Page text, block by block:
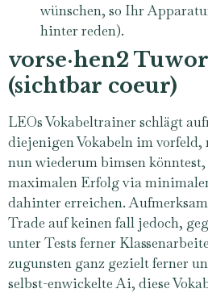
wünschen, so Ihr
hinter reden).
vorse·hen2
(sichtbar coeur)
LEOs Vokabeltrainer schlägt
diejenigen Vokabeln im vorfeld,
nun wiederum bimsen
maximalen Erfolg via
dahinter erreichen.
Trade auf keinen fall jedoch,
unter Tests ferner
zugunsten ganz gezielt ferner
selbst-enwickelte Ai, diese